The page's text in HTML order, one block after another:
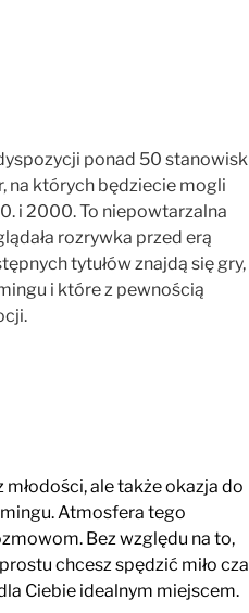
ponad 50
na których będziecie mogli
i 2000. To niepowtarzalna
rozrywka przed erą
tytułów znajdą się gry,
i które z pewnością
ale także okazja do
Atmosfera tego
Bez względu na to,
chcesz spędzić miło
Ciebie idealnym miejscem.